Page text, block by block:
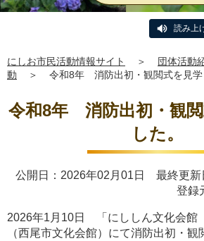
読み上
にしお市民活動情報サイト ＞ 団体活動
動
＞ 令和8年 消防出初・観閲式を見学
令和8年 消防出初・観閲
した。
公開日：2026年02月01日 最終更新
登録
2026年1月10日 「にししん文化会館
（西尾市文化会館）にて消防出初・観